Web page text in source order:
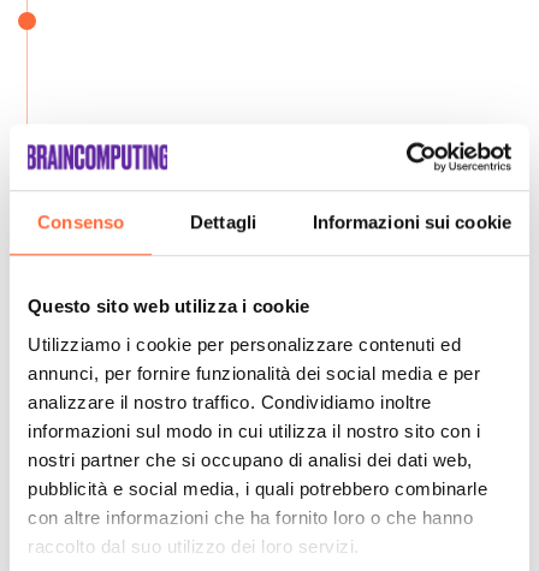
Consenso Dettagli Informazioni sui cookie
Questo sito web utilizza i cookie
Utilizziamo i cookie per personalizzare contenuti ed
annunci, per fornire funzionalità dei social media e per
analizzare il nostro traffico. Condividiamo inoltre
informazioni sul modo in cui utilizza il nostro sito con i
nostri partner che si occupano di analisi dei dati web,
pubblicità e social media, i quali potrebbero combinarle
con altre informazioni che ha fornito loro o che hanno
raccolto dal suo utilizzo dei loro servizi.